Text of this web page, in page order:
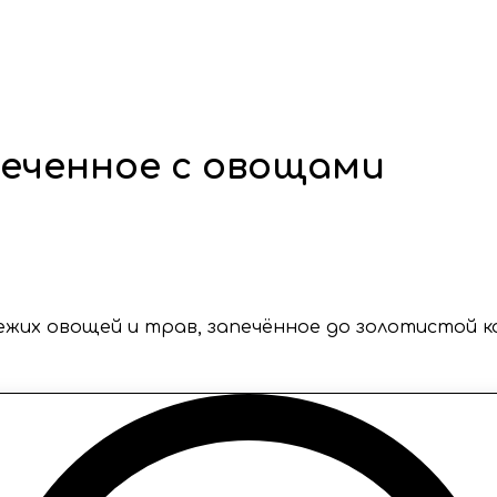
с овощами
овощей и трав, запечённое до золотистой